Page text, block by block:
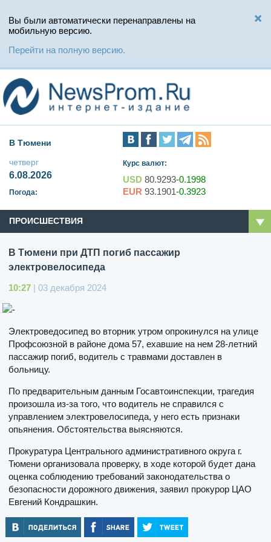
Вы были автоматически перенаправлены на
мобильную версию.
Перейти на полную версию.
В Тюмени
четверг
6.08.2026
Погода:
Курс валют:
USD 80.9293-0.1998
EUR 93.1901-0.3923
ПРОИСШЕСТВИЯ
В Тюмени при ДТП погиб пассажир
электровелосипеда
10:27 | 03 декабря 2024
Электроведосипед во вторник утром опрокинулся на улице
Профсоюзной в районе дома 57, ехавшие на нем 28-летний
пассажир погиб, водитель с травмами доставлен в
больницу.
По предварительным данным Госавтоинспекции, трагедия
произошла из-за того, что водитель не справился с
управлением электровелосипеда, у него есть признаки
опьянения. Обстоятельства выясняются.
Прокуратура Центрального административного округа г.
Тюмени организовала проверку, в ходе которой будет дана
оценка соблюдению требований законодательства о
безопасности дорожного движения, заявил прокурор ЦАО
Евгений Кондрашкин.